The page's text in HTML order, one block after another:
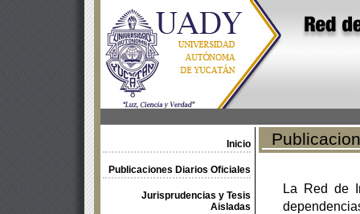
Inicio
Publicaciones Diarios Oficiales
Jurisprudencias y Tesis
Aisladas
La Red de